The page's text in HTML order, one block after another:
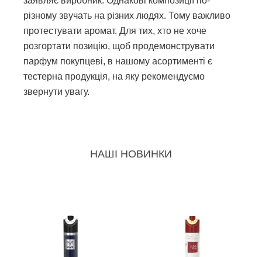
різному звучать на різних людях. Тому важливо
протестувати аромат. Для тих, хто не хоче
розгортати позицію, щоб продемонструвати
парфум покупцеві, в нашому асортименті є
тестерна продукція, на яку рекомендуємо
звернути увагу.
НАШІ НОВИНКИ